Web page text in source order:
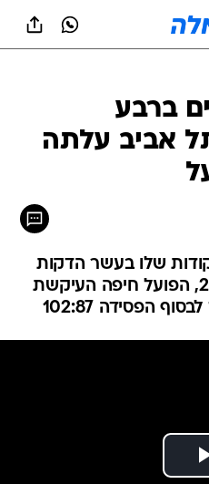
ברבע
אביב עלתה
צלף 21 מ-26 הנקודות שלו בעשר הדקות
האחרונות, הורד הוסיף 20, הפועל חיפה העיקשת
הפסידה 102:87